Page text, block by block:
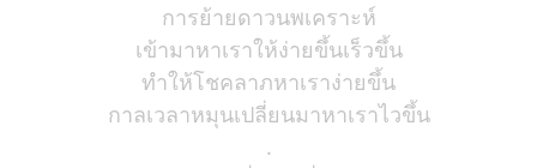
การย้ายดาวนพเคราะห์
เข้ามาหาเราให้ง่ายขึ้นเร็วขึ้น
ทำให้โชคลาภหาเราง่ายขึ้น
กาลเวลาหมุนเปลี่ยนมาหาเราไวขึ้น
.